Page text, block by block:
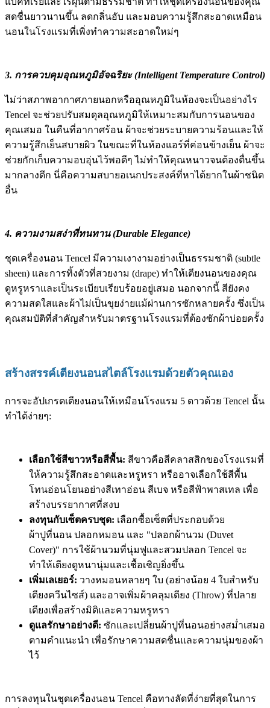
สดชื่นยาวนานขึ้น ลดกลิ่นอับ และมอบความรู้สึกสะอาดเหมือน
นอนในโรงแรมที่เพิ่งทำความสะอาดใหม่ๆ
3. การควบคุมอุณหภูมิอัจฉริยะ (Intelligent Temperature Control)
ไม่ว่าสภาพอากาศภายนอกหรืออุณหภูมิในห้องจะเป็นอย่างไร
Tencel จะช่วยปรับสมดุลอุณหภูมิให้เหมาะสมกับการนอนของ
คุณเสมอ ในคืนที่อากาศร้อน ผ้าจะช่วยระบายความร้อนและให้
ความรู้สึกเย็นสบายผิว ในขณะที่ในห้องแอร์ที่ค่อนข้างเย็น ผ้าจะ
ช่วยกักเก็บความอบอุ่นไว้พอดีๆ ไม่ทำให้คุณหนาวจนต้องตื่นขึ้น
มากลางดึก นี่คือความสบายอเนกประสงค์ที่หาได้ยากในผ้าชนิด
อื่น
4. ความงามสง่าที่ทนทาน (Durable Elegance)
ชุดเครื่องนอน Tencel มีความเงางามอย่างเป็นธรรมชาติ (subtle
sheen) และการทิ้งตัวที่สวยงาม (drape) ทำให้เตียงนอนของคุณ
ดูหรูหราและเป็นระเบียบเรียบร้อยอยู่เสมอ นอกจากนี้ สียังคง
ความสดใสและผ้าไม่เป็นขุยง่ายแม้ผ่านการซักหลายครั้ง ซึ่งเป็น
คุณสมบัติที่สำคัญสำหรับมาตรฐานโรงแรมที่ต้องซักผ้าบ่อยครั้ง
สร้างสรรค์เตียงนอนสไตล์โรงแรมด้วยตัวคุณเอง
การจะอัปเกรดเตียงนอนให้เหมือนโรงแรม 5 ดาวด้วย Tencel นั้น
ทำได้ง่ายๆ:
เลือกใช้สีขาวหรือสีพื้น: สีขาวคือสีคลาสสิกของโรงแรมที่
ให้ความรู้สึกสะอาดและหรูหรา หรืออาจเลือกใช้สีพื้น
โทนอ่อนโยนอย่างสีเทาอ่อน สีเบจ หรือสีฟ้าพาสเทล เพื่อ
สร้างบรรยากาศที่สงบ
ลงทุนกับเซ็ตครบชุด: เลือกซื้อเซ็ตที่ประกอบด้วย
ผ้าปูที่นอน ปลอกหมอน และ "ปลอกผ้านวม (Duvet
Cover)" การใช้ผ้านวมที่นุ่มฟูและสวมปลอก Tencel จะ
ทำให้เตียงดูหนานุ่มและเชื้อเชิญยิ่งขึ้น
เพิ่มเลเยอร์: วางหมอนหลายๆ ใบ (อย่างน้อย 4 ใบสำหรับ
เตียงควีนไซส์) และอาจเพิ่มผ้าคลุมเตียง (Throw) ที่ปลาย
เตียงเพื่อสร้างมิติและความหรูหรา
ดูแลรักษาอย่างดี: ซักและเปลี่ยนผ้าปูที่นอนอย่างสม่ำเสมอ
ตามคำแนะนำ เพื่อรักษาความสดชื่นและความนุ่มของผ้า
ไว้
การลงทุนในชุดเครื่องนอน Tencel คือทางลัดที่ง่ายที่สุดในการ